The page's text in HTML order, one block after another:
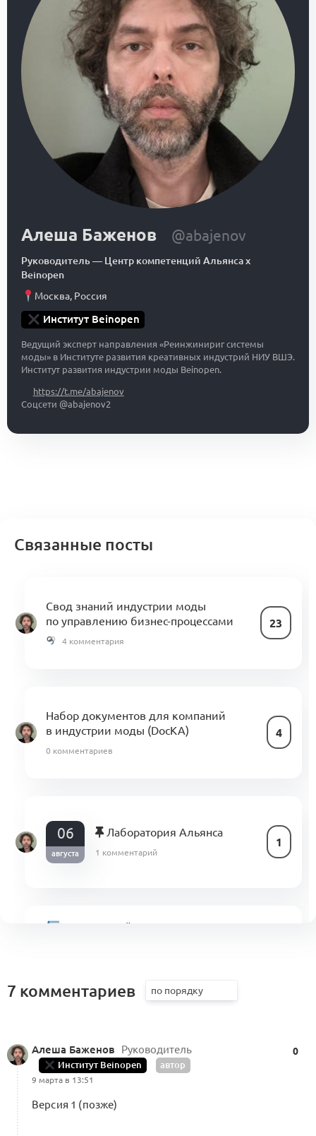
Алеша Баженов @abajenov
Руководитель— Центр компетенций Альянса x
Beinopen
Москва, Россия
Институт Beinopen
Ведущий эксперт направления «Реинжинириг системы
моды» в Институте развития креативных индустрий НИУ ВШЭ.
Институт развития индустрии моды Beinopen.
https://t.me/abajenov
Соцсети @abajenov2
Связанные посты
Свод знаний индустрии моды
по управлению бизнес-процессами
23
4 комментария
Набор документов для компаний
в индустрии моды (DocKA)
4
0 комментариев
06
августа
Лаборатория Альянса
1
1 комментарий
Свод знаний по управлению
на базе ChatGPT. Что он умеет и как
работает?
9 комментариев
7 комментариев
Алеша Баженов Руководитель
Институт Beinopen автор
9 марта в 13:51
0
Версия 1 (позже)